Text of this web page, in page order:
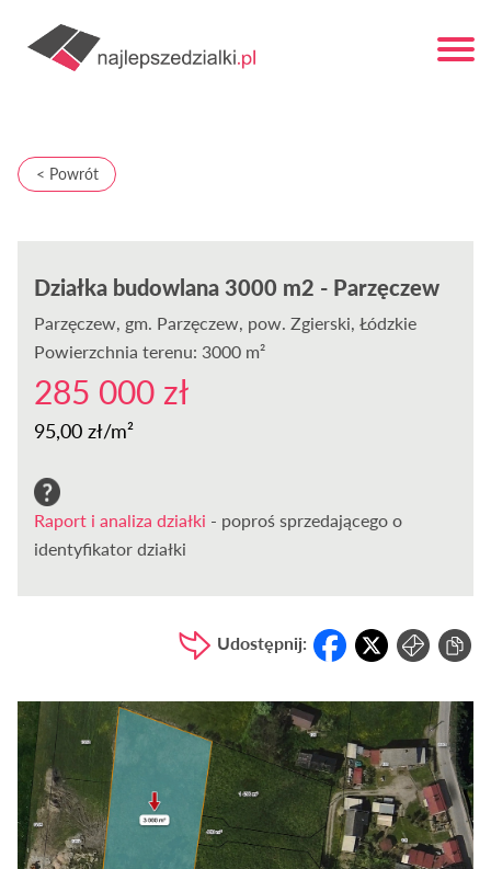
< Powrót
Działka budowlana 3000 m2 - Parzęczew
Parzęczew, gm. Parzęczew, pow. Zgierski, Łódzkie
Powierzchnia terenu: 3000 m²
285 000 zł
95,00 zł/m²
Raport i analiza działki - poproś sprzedającego o
identyfikator działki
Udostępnij: